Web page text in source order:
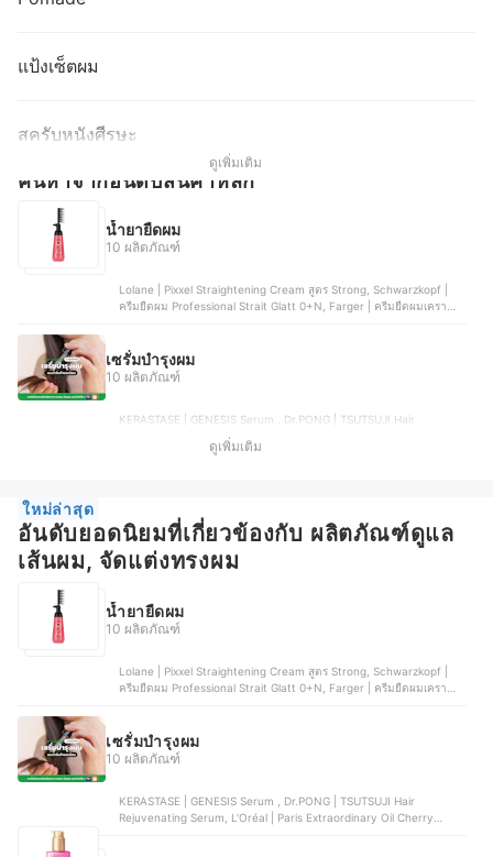
แป้งเซ็ตผม
สครับหนังศีรษะ
ดูเพิ่มเติม
ค้นหาจากอันดับสินค้าหลัก
น้ำยายืดผม
10 ผลิตภัณฑ์
Lolane | Pixxel Straightening Cream สูตร Strong, Schwarzkopf |
ครีมยืดผม Professional Strait Glatt 0+N, Farger | ครีมยืดผมเคราติน
เซรั่มบำรุงผม
10 ผลิตภัณฑ์
KERASTASE | GENESIS Serum , Dr.PONG | TSUTSUJI Hair
Rejuvenating Serum, L'Oréal | Paris Extraordinary Oil Cherry
Wood, Lolane | Natura Daily Hair Serum , Oriental Princess |
ดูเพิ่มเติม
ใหม่ล่าสุด
อันดับยอดนิยมที่เกี่ยวข้องกับ ผลิตภัณฑ์ดูแล
เส้นผม, จัดแต่งทรงผม
น้ำยายืดผม
10 ผลิตภัณฑ์
Lolane | Pixxel Straightening Cream สูตร Strong, Schwarzkopf |
ครีมยืดผม Professional Strait Glatt 0+N, Farger | ครีมยืดผมเคราติน
เซรั่มบำรุงผม
10 ผลิตภัณฑ์
KERASTASE | GENESIS Serum , Dr.PONG | TSUTSUJI Hair
Rejuvenating Serum, L'Oréal | Paris Extraordinary Oil Cherry